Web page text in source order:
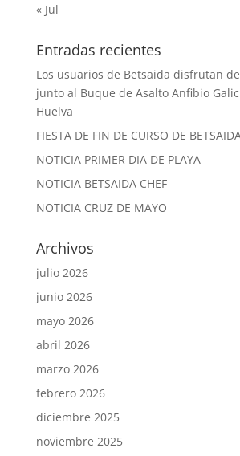
« Jul
Entradas recientes
Los usuarios de Betsaida disfrutan
junto al Buque de Asalto Anfibio
Huelva
FIESTA DE FIN DE CURSO DE
NOTICIA PRIMER DIA DE PLAYA
NOTICIA BETSAIDA CHEF
NOTICIA CRUZ DE MAYO
Archivos
julio 2026
junio 2026
mayo 2026
abril 2026
marzo 2026
febrero 2026
diciembre 2025
noviembre 2025